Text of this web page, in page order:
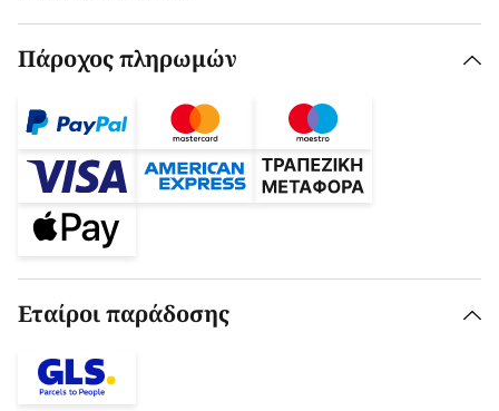
Πάροχος πληρωμών
Εταίροι παράδοσης